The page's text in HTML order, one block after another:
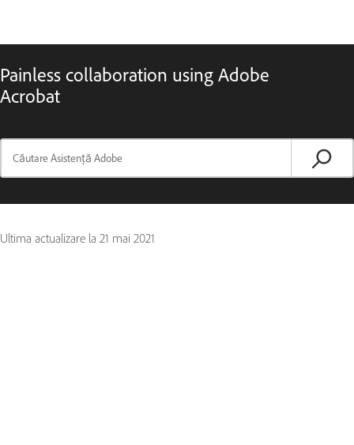
Painless collaboration using Adobe
Acrobat
Ultima actualizare la 21 mai 2021